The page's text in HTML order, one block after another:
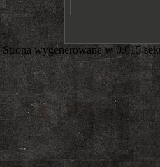
Strona wygenerowana w 0.015